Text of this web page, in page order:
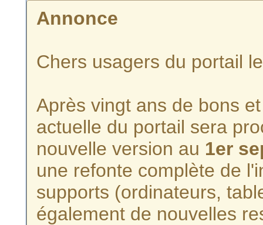
Annonce
Chers usagers du portail
Après vingt ans de bons
actuelle du portail sera
nouvelle version au 1er
une refonte complète de
supports (ordinateurs,
également de nouvelles